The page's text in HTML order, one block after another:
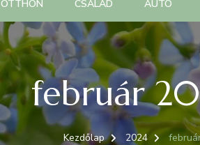
OTTHON CSALÁD AUTÓ
február
Kezdőlap 2024